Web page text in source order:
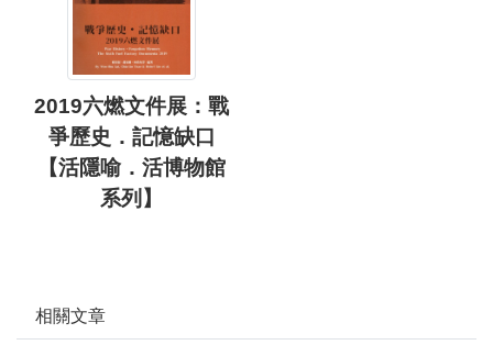
2019六燃文件展：戰
爭歷史．記憶缺口
【活隱喻．活博物館
系列】
相關文章